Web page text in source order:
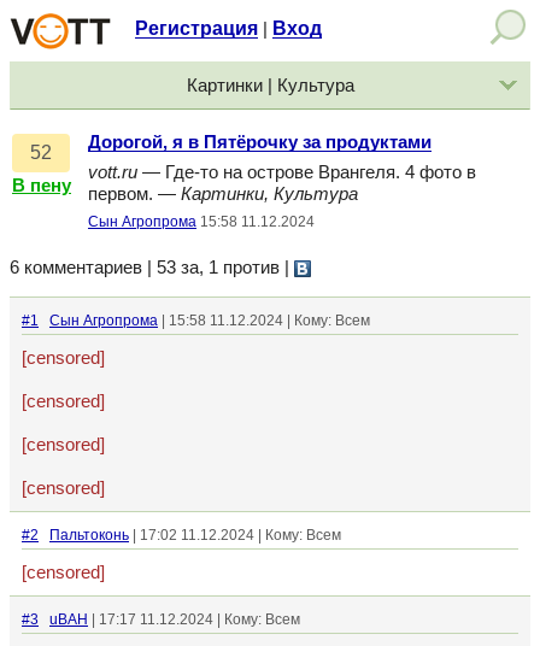
Регистрация Вход
Картинки | Культура
52
В пену
Дорогой, я в Пятёрочку за продуктами
vott.ru — Где-то на острове Врангеля. 4 фото в
первом. — Картинки, Культура
Сын Агропрома 15:58 11.12.2024
6 комментариев | 53 за, 1 против
#1 Сын Агропрома | 15:58 11.12.2024 | Кому: Всем
[censored]
[censored]
[censored]
[censored]
#2 Пальтоконь | 17:02 11.12.2024 | Кому: Всем
[censored]
#3 uBAH | 17:17 11.12.2024 | Кому: Всем